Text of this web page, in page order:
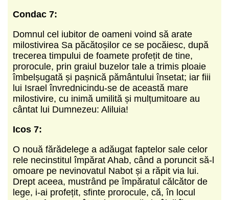
Condac 7:
Domnul cel iubitor de oameni voind să arate
milostivirea Sa păcătoșilor ce se pocăiesc, după
trecerea timpului de foamete profețit de tine,
prorocule, prin graiul buzelor tale a trimis ploaie
îmbelșugată și pașnică pământului însetat; iar fiii
lui Israel învrednicindu-se de această mare
milostivire, cu inimă umilită și mulțumitoare au
cântat lui Dumnezeu: Aliluia!
Icos 7:
O nouă fărădelege a adăugat faptelor sale celor
rele necinstitul împărat Ahab, când a poruncit să-l
omoare pe nevinovatul Nabot și a răpit via lui.
Drept aceea, mustrând pe împăratul călcător de
lege, i-ai profețit, sfinte prorocule, că, în locul